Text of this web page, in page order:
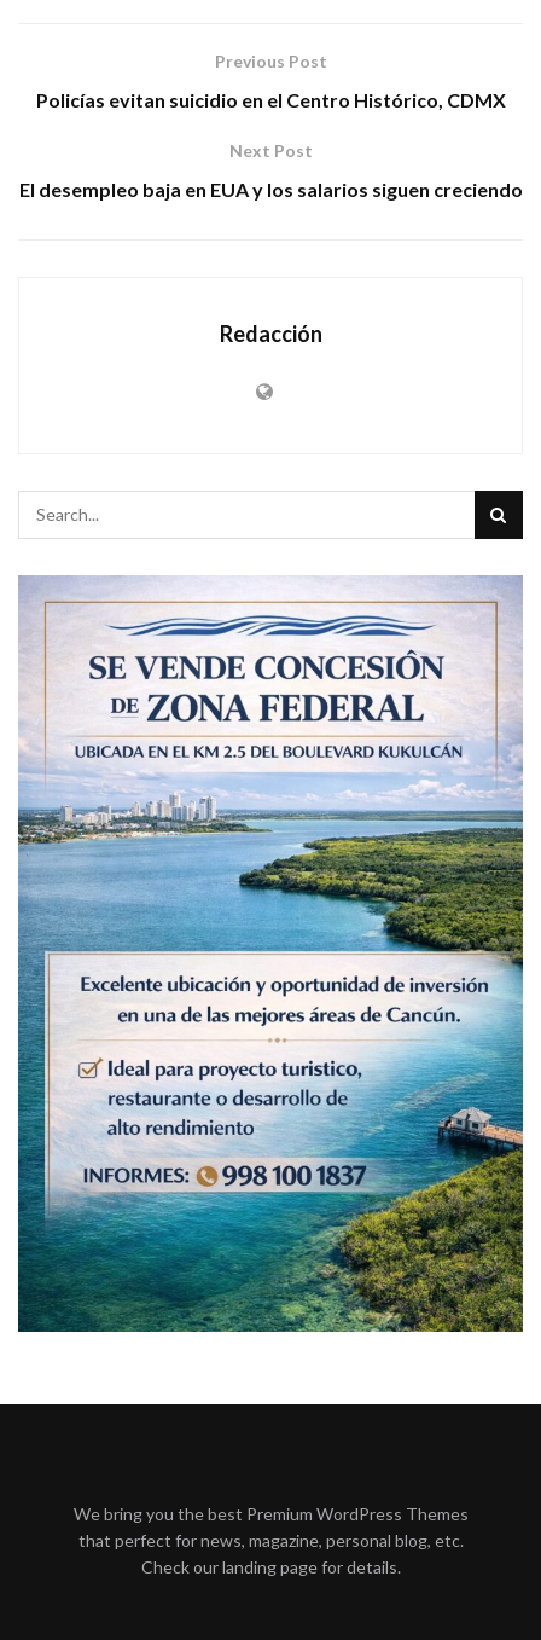
Previous Post
Policías evitan suicidio en el Centro Histórico, CDMX
Next Post
El desempleo baja en EUA y los salarios siguen creciendo
Redacción
We bring you the best Premium WordPress Themes
that perfect for news, magazine, personal blog, etc.
Check our landing page for details.